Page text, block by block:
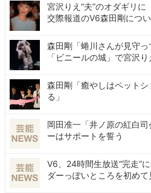
宮沢りえ“夫”のオダギリに
交際報道のV6森田剛につ
森田剛「蜷川さんが見守
「ビニールの城」で宮沢
森田剛「癒やしはペット
る」
岡田准一「井ノ原の紅白
ーはサポートを誓う
V6、24時間生放送“完走”
ダーっぽいところを初めて